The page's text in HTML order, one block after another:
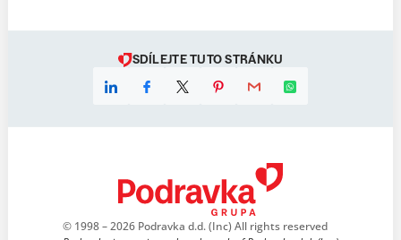
SDÍLEJTE TUTO STRÁNKU
© 1998 – 2026 Podravka d.d. (Inc) All rights reserved